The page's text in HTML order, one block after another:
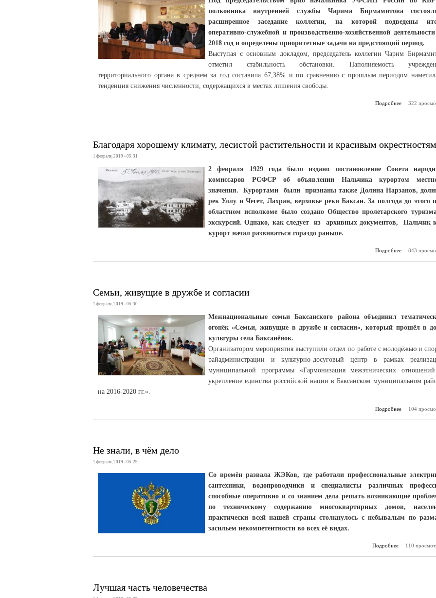
полковника внутренней службы Чарима Бирмамитова
расширенное заседание коллегии, на которой подведены
оперативно-служебной и производственно-хозяйственной
2018 год и определены приоритетные задачи на предстоящий период.
Выступая с основным докладом, председатель коллегии Чарим
отметил стабильность обстановки. Наполняемость
территориального органа в среднем за год составила 67,38% и по сравнению с прошлым периодом
тенденция снижения численности, содержащихся в местах лишения свободы.
Подробнее
о
322
Благодаря хорошему климату, лесистой растительности и красивым окрестностям
1 февраля, 2019 - 05:31
2 февраля 1929 года было издано постановление Совета
комиссаров РСФСР об объявлении Нальчика курортом
значения. Курортами были признаны также Долина Нарзанов,
рек Уллу и Чегет, Лахран, верховье реки Баксан. За полгода до этого
областном исполкоме было создано Общество пролетарского
экскурсий. Однако, как следует из архивных документов, Нальчик
курорт начал развиваться гораздо раньше.
Подробнее
о Благодаря
843
Семьи, живущие в дружбе и согласии
1 февраля, 2019 - 05:30
Межнациональные семьи Баксанского района объединил
огонёк «Семьи, живущие в дружбе и согласии», который прошёл в
культуры села Баксанёнок.
Организатором мероприятия выступили отдел по работе с молодёжью и
райадминистрации и культурно-досуговый центр в рамках
муниципальной программы «Гармонизация межэтнических
укрепление единства российской нации в Баксанском муниципальном
на 2016-2020 гг.».
Подробнее
о Семьи,
104
Не знали, в чём дело
1 февраля, 2019 - 05:29
Со времён развала ЖЭКов, где работали профессиональные
сантехники, водопроводчики и специалисты различных
способные оперативно и со знанием дела решать возникающие
по техническому содержанию многоквартирных домов,
практически всей нашей страны столкнулось с небывалым по
засильем некомпетентности во всех её видах.
Подробнее о Не знали, в
110
Лучшая часть человечества